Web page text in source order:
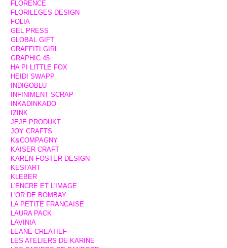
FLORENCE
FLORILEGES DESIGN
FOLIA
GEL PRESS
GLOBAL GIFT
GRAFFITI GIRL
GRAPHIC 45
HA PI LITTLE FOX
HEIDI SWAPP
INDIGOBLU
INFINIMENT SCRAP
INKADINKADO
IZINK
JEJE PRODUKT
JOY CRAFTS
K&COMPAGNY
KAISER CRAFT
KAREN FOSTER DESIGN
KESI'ART
KLEBER
L'ENCRE ET L'IMAGE
L'OR DE BOMBAY
LA PETITE FRANCAISE
LAURA PACK
LAVINIA
LEANE CREATIEF
LES ATELIERS DE KARINE